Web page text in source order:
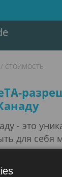
СТОИМОСТЬ
- это
для себя
и
этой